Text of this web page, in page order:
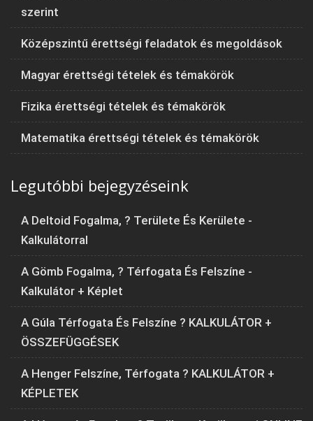
szerint
Középszintű érettségi feladatok és megoldások
Magyar érettségi tételek és témakörök
Fizika érettségi tételek és témakörök
Matematika érettségi tételek és témakörök
Legutóbbi bejegyzéseink
A Deltoid Fogalma, ? Területe És Kerülete -
Kalkulátorral
A Gömb Fogalma, ? Térfogata És Felszíne -
Kalkulátor + Képlet
A Gúla Térfogata És Felszíne ? KALKULÁTOR +
ÖSSZEFÜGGÉSEK
A Henger Felszíne, Térfogata ? KALKULÁTOR +
KÉPLETEK